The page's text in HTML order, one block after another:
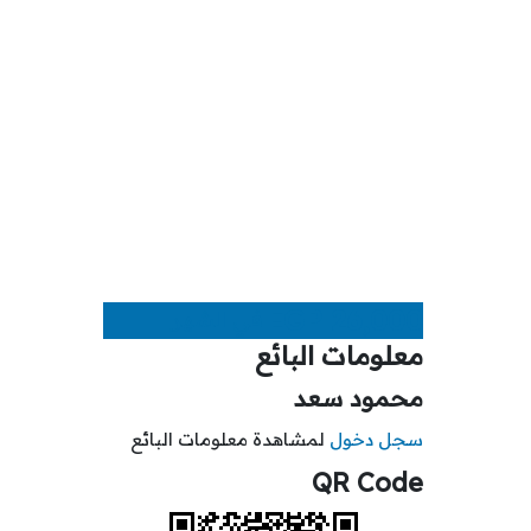
معلومات البائع
محمود سعد
سجل دخول لمشاهدة معلومات البائع
QR Code